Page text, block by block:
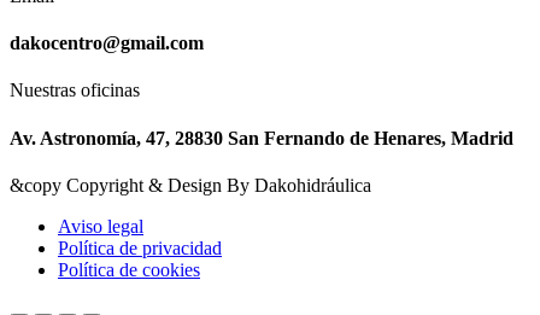
dakocentro@gmail.com
Nuestras oficinas
Av. Astronomía, 47, 28830 San Fernando de Henares, Madrid
&copy Copyright & Design By Dakohidráulica
Aviso legal
Política de privacidad
Política de cookies